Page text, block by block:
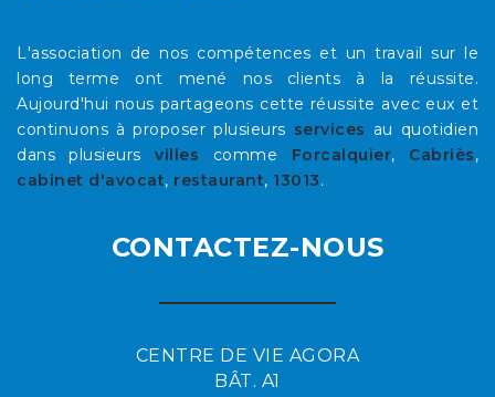
L'association de nos compétences et un travail sur le
long terme ont mené nos clients à la réussite.
Aujourd'hui nous partageons cette réussite avec eux et
continuons à proposer plusieurs services au quotidien
dans plusieursvilles comme Forcalquier, Cabriès,
cabinet d'avocat, restaurant, 13013.
CONTACTEZ-NOUS
CENTRE DE VIE AGORA
BÂT. A1